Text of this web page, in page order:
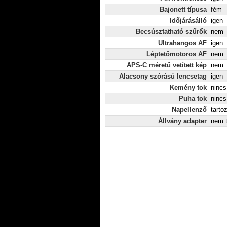
Bajonett típusa fém
Időjárásálló igen
Becsúsztatható szűrők nem
Ultrahangos AF igen
Léptetőmotoros AF nem
APS-C méretű vetített kép nem
Alacsony szórású lencsetag igen
Kemény tok
Puha tok
Napellenző
Állvány adapter nem